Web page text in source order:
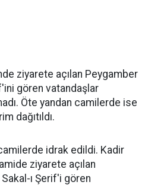
ziyarete açılan Peygamber
gören vatandaşlar
Öte yandan camilerde ise
dağıtıldı.
idrak edildi. Kadir
ziyarete açılan
ı Şerif'i gören